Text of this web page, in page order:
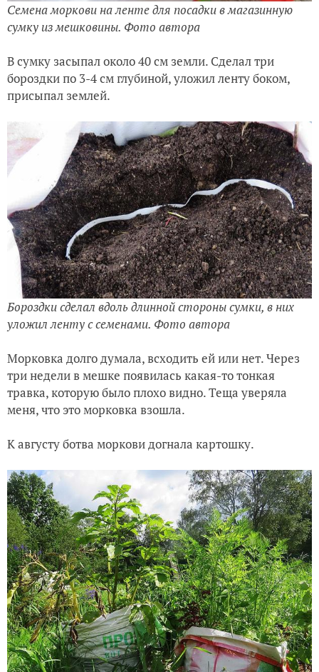
Семена моркови на ленте для посадки в магазинную
сумку из мешковины. Фото автора
В сумку засыпал около 40 см земли. Сделал три
бороздки по 3-4 см глубиной, уложил ленту боком,
присыпал землей.
Бороздки сделал вдоль длинной стороны сумки, в них
уложил ленту с семенами. Фото автора
Морковка долго думала, всходить ей или нет. Через
три недели в мешке появилась какая-то тонкая
травка, которую было плохо видно. Теща уверяла
меня, что это морковка взошла.
К августу ботва моркови догнала картошку.